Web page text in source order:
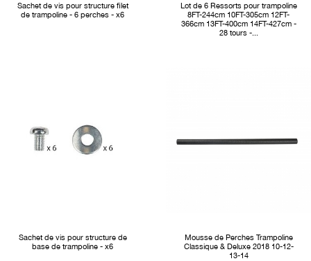
Sachet de vis pour structure filet
de trampoline - 6 perches - x6
Lot de 6 Ressorts pour trampoline
8FT-244cm 10FT-305cm 12FT-
366cm 13FT-400cm 14FT-427cm -
28 tours -...
Sachet de vis pour structure de
base de trampoline - x6
Mousse de Perches Trampoline
Classique & Deluxe 2018 10-12-
13-14